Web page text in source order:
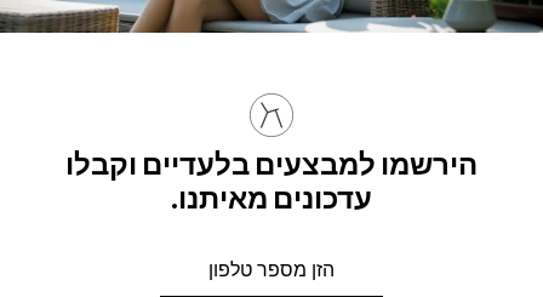
הירשמו למבצעים בלעדיים וקבלו
עדכונים מאיתנו.